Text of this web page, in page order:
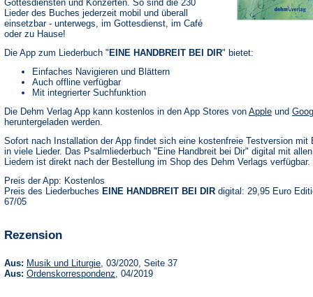
Gottesdiensten und Konzerten. So sind die 230
Lieder des Buches jederzeit mobil und überall
einsetzbar - unterwegs, im Gottesdienst, im Café
oder zu Hause!
Die App zum Liederbuch " EINE HANDBREIT BEI DIR" bietet:
Einfaches Navigieren und Blättern
Auch offline verfügbar
Mit integrierter Suchfunktion
Die Dehm Verlag App kann kostenlos in den App Stores von Apple(Öffnet
neuen
Tab)
und
heruntergeladen werden.
Sofort nach Installation der App findet sich eine kostenfreie Testversion mit
in viele Lieder. Das Psalmliederbuch "Eine Handbreit bei Dir" digital mit
Liedern ist direkt nach der Bestellung im Shop des Dehm Verlags verfügbar.
Preis der App: Kostenlos
Preis des Liederbuches EINE HANDBREIT BEI DIR digital: 29,95 Euro
67/05
Rezension
Aus: Musik und Liturgie(Öffnet
in
, 03/2020, Seite 37
Aus: Ordenskorrespondenz (Öffnet
, 04/2019